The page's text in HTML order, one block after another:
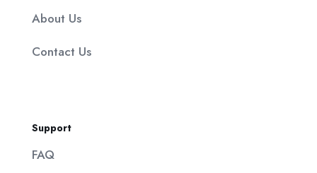
About Us
Contact Us
Support
FAQ